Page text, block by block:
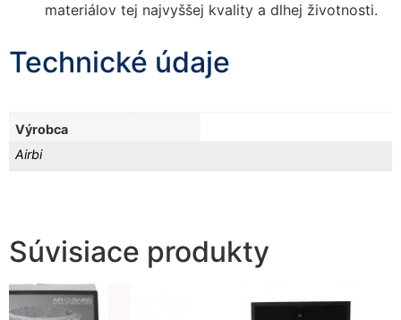
materiálov tej najvyššej kvality a dlhej životnosti.
Technické údaje
Výrobca
Airbi
Súvisiace produkty
cookie
zmiznú.